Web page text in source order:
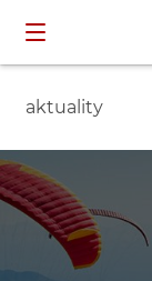
aktuality